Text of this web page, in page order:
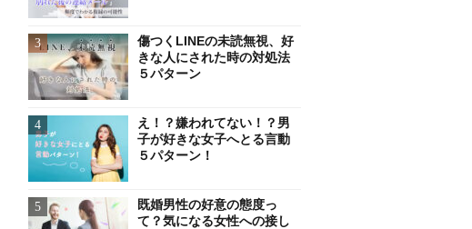
傷つくLINEの未読無視、好
きな人にされた時の対処法
５パターン
え！？嫌われてない！？男
子が好きな女子へとる言動
５パターン！
既婚男性の好意の態度っ
て？気になる女性への接し